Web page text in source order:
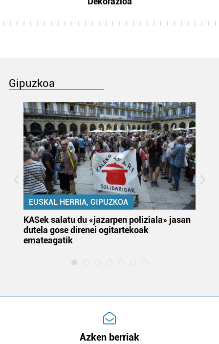
Gipuzkoa
EUSKAL HERRIA, GIPUZKOA
KASek salatu du «jazarpen poliziala» jasan
dutela gose direnei ogitartekoak
emateagatik
Azken berriak